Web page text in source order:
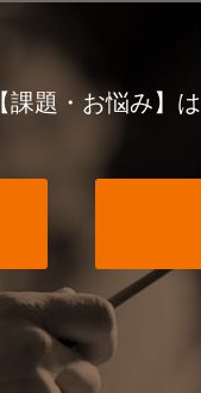
【課題・お悩み】は